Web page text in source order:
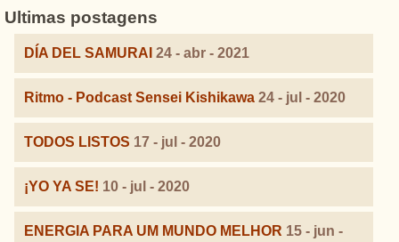
Ultimas postagens
DÍA DEL SAMURAI 24 - abr - 2021
Ritmo - Podcast Sensei Kishikawa 24 - jul - 2020
TODOS LISTOS 17 - jul - 2020
¡YO YA SE! 10 - jul - 2020
ENERGIA PARA UM MUNDO MELHOR 15 - jun -